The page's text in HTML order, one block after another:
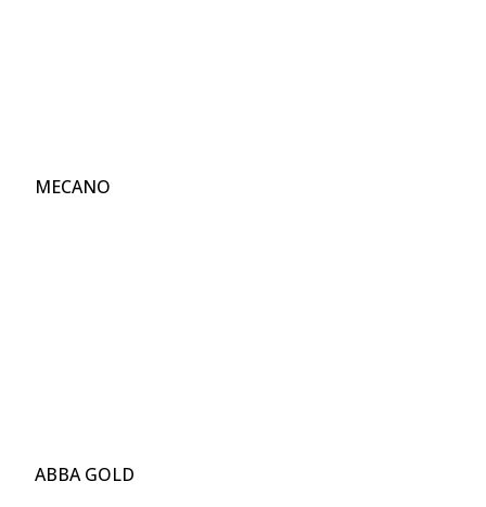
MECANO
ABBA GOLD